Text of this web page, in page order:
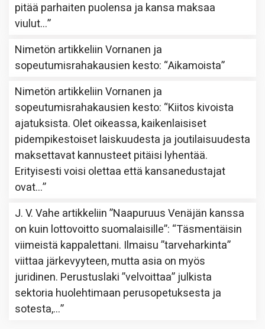
pitää parhaiten puolensa ja kansa maksaa
viulut…”
Nimetön artikkeliinVornanen ja
sopeutumisrahakausien kesto: “Aikamoista”
Nimetön artikkeliinVornanen ja
sopeutumisrahakausien kesto: “Kiitos kivoista
ajatuksista. Olet oikeassa, kaikenlaisiset
pidempikestoiset laiskuudesta ja joutilaisuudesta
maksettavat kannusteet pitäisi lyhentää.
Erityisesti voisi olettaa että kansanedustajat
ovat…”
J. V. Vahe artikkeliin”Naapuruus Venäjän kanssa
on kuin lottovoitto suomalaisille”: “Täsmentäisin
viimeistä kappalettani. Ilmaisu ”tarveharkinta”
viittaa järkevyyteen, mutta asia on myös
juridinen. Perustuslaki ”velvoittaa” julkista
sektoria huolehtimaan perusopetuksesta ja
sotesta,…”